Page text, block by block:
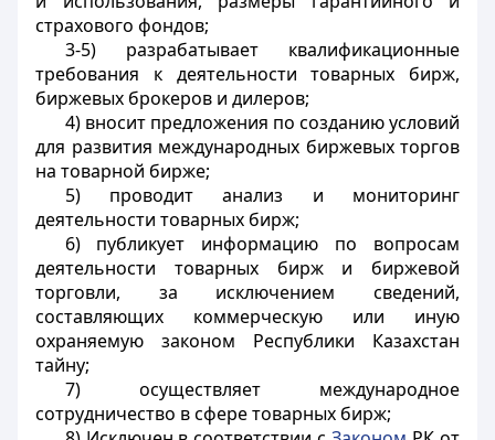
страхового фондов;
3-5) разрабатывает квалификационные
требования к деятельности товарных бирж,
биржевых брокеров и дилеров;
4) вносит предложения по созданию условий
для развития международных биржевых торгов
на товарной бирже;
5) проводит анализ и мониторинг
деятельности товарных бирж;
6) публикует информацию по вопросам
деятельности товарных бирж и биржевой
торговли, за исключением сведений,
составляющих коммерческую или иную
охраняемую законом Республики Казахстан
тайну;
7) осуществляет международное
сотрудничество в сфере товарных бирж;